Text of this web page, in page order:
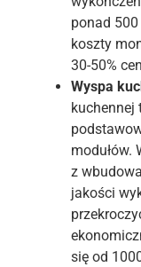
ponad 500
koszty
30-50%
Wyspa
kuchennej
modułów.
z
jakości
się od